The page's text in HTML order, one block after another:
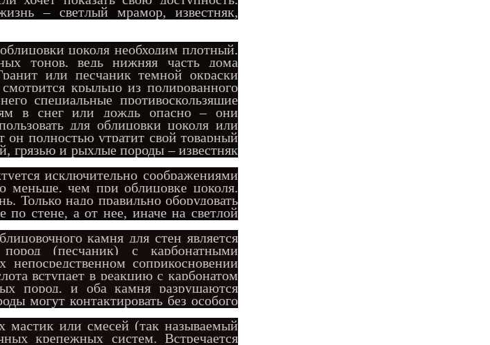
– светлый мрамор, известняк,
цоколя необходим плотный,
тонов, ведь нижняя часть дома
или песчаник темной окраски
крыльцо из полированного
специальные противоскользящие
в снег или дождь опасно – они
для облицовки цоколя или
он полностью утратит свой товарный
грязью и рыхлые породы – известняк
исключительно соображениями
меньше, чем при облицовке цоколя.
Только надо правильно оборудовать
по стене, а от нее, иначе на светлой
камня для стен является
(песчаник) с карбонатными
соприкосновении
вступает в реакцию с карбонатом
пород, и оба камня разрушаются
могут контактировать без особого
или смесей (так называемый
крепежных систем. Встречается